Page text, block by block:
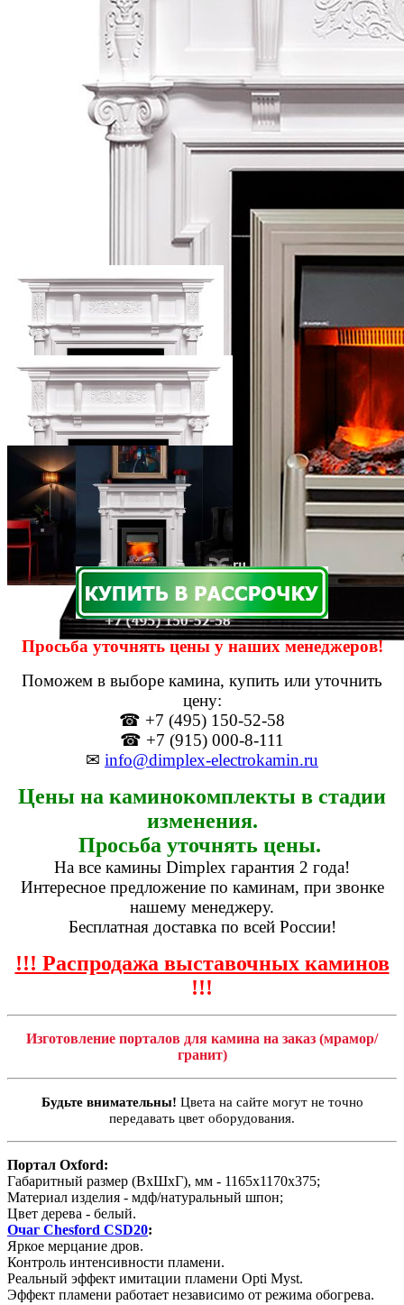
Просьба уточнять цены у наших менеджеров!
Поможем в выборе камина, купить или уточнить
цену:
☎ +7 (495) 150-52-58
☎ +7 (915) 000-8-111
✉ info@dimplex-electrokamin.ru
Цены на каминокомплекты в стадии
изменения.
Просьба уточнять цены.
На все камины Dimplex гарантия 2 года!
Интересное предложение по каминам, при звонке
нашему менеджеру.
Бесплатная доставка по всей России!
!!! Распродажа выставочных каминов
!!!
Изготовление порталов для камина на заказ (мрамор/
гранит)
Будьте внимательны! Цвета на сайте могут не точно
передавать цвет оборудования.
Портал Oxford:
Габаритный размер (ВхШхГ), мм - 1165х1170х375;
Материал изделия - мдф/натуральный шпон;
Цвет дерева - белый.
Очаг Chesford CSD20:
Яркое мерцание дров.
Контроль интенсивности пламени.
Реальный эффект имитации пламени Opti Myst.
Эффект пламени работает независимо от режима обогрева.